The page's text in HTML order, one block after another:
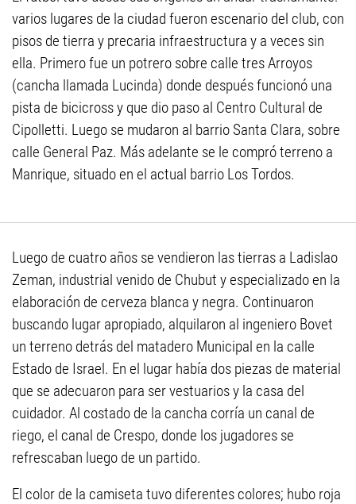
varios lugares de la ciudad fueron escenario del club, con
pisos de tierra y precaria infraestructura y a veces sin
ella. Primero fue un potrero sobre calle tres Arroyos
(cancha llamada Lucinda) donde después funcionó una
pista de bicicross y que dio paso al Centro Cultural de
Cipolletti. Luego se mudaron al barrio Santa Clara, sobre
calle General Paz. Más adelante se le compró terreno a
Manrique, situado en el actual barrio Los Tordos.
Luego de cuatro años se vendieron las tierras a Ladislao
Zeman, industrial venido de Chubut y especializado en la
elaboración de cerveza blanca y negra. Continuaron
buscando lugar apropiado, alquilaron al ingeniero Bovet
un terreno detrás del matadero Municipal en la calle
Estado de Israel. En el lugar había dos piezas de material
que se adecuaron para ser vestuarios y la casa del
cuidador. Al costado de la cancha corría un canal de
riego, el canal de Crespo, donde los jugadores se
refrescaban luego de un partido.
El color de la camiseta tuvo diferentes colores; hubo roja